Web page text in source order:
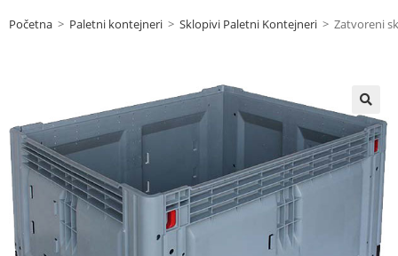
Početna > Paletni kontejneri > Sklopivi Paletni Kontejneri > Zatvoreni
🔍